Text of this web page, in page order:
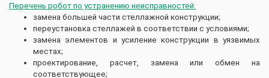
Перечень робот по устранению неисправностей:
замена большей части стеллажной конструкции;
переустановка стеллажей в соответствии с условиями;
замена элементов и усиление конструкции в уязвимых
местах;
проектирование, расчет, замена или обмен на
соответствующее;